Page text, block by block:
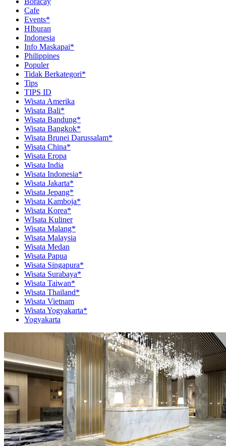
Cafe
Events*
HIburan
Indonesia
Info Maskapai*
Philippines
Populer
Tidak Berkategori*
Tips
TIPS ID
Wisata Amerika
Wisata Bali*
Wisata Bandung*
Wisata Bangkok*
Wisata Brunei Darussalam*
Wisata China*
Wisata Eropa
Wisata India
Wisata Indonesia*
Wisata Jakarta*
Wisata Jepang*
Wisata Kamboja*
Wisata Korea*
WIsata Kuliner
Wisata Malang*
Wisata Malaysia
Wisata Medan
Wisata Papua
Wisata Singapura*
Wisata Surabaya*
Wisata Taiwan*
Wisata Thailand*
Wisata Vietnam
Wisata Yogyakarta*
Yogyakarta